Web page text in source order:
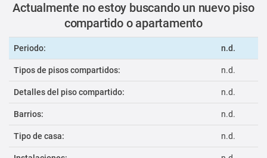
Actualmente no estoy buscando un nuevo piso
compartido o apartamento
Periodo: n.d.
Tipos de pisos compartidos: n.d.
Detalles del piso compartido: n.d.
Barrios: n.d.
Tipo de casa: n.d.